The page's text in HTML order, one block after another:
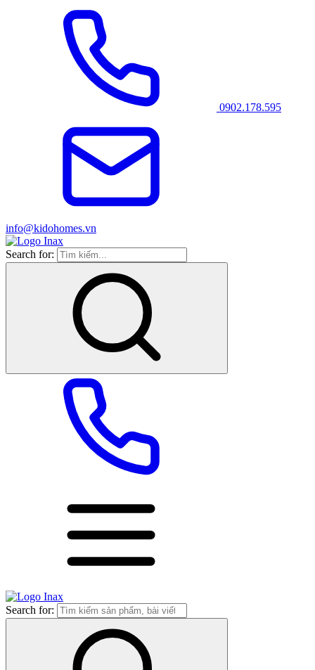
0902.178.595
info@kidohomes.vn
Search for:
Search for: